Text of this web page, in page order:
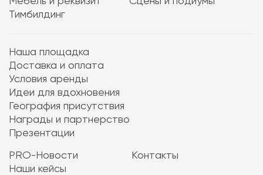
Тимбилдинг
Наша площадка
Доставка и оплата
Условия аренды
Идеи для вдохновения
География присутствия
Награды и партнерство
Презентации
PRO-Новости
Наши кейсы
Контакты